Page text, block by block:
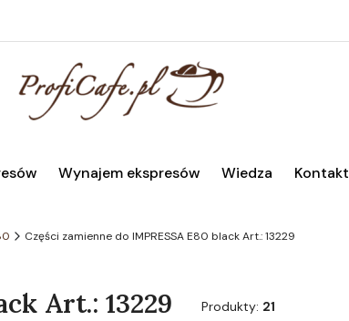
Wynajem ekspresów Wiedza Kontakt
Części zamienne do IMPRESSA E80 black Art.: 13229
Art.: 13229 Produkty: 21